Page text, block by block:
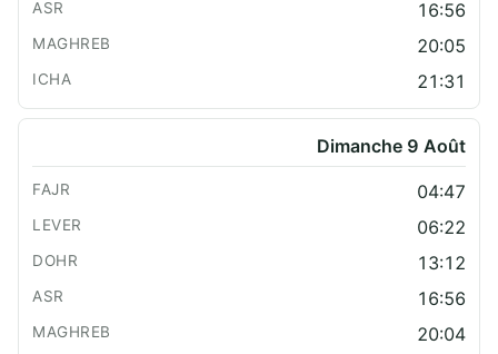
16:56
20:05
21:31
Dimanche 9 Août
04:47
06:22
13:12
16:56
20:04